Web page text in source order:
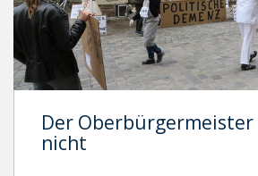
Der Oberbürgermeister
nicht